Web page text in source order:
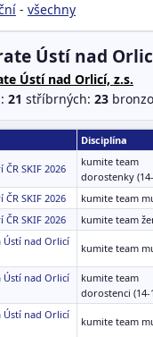
- všechny
Ústí nad
Ústí nad Orlicí, z.s.
21 stříbrných: 23
Disciplína
SKIF 2026
kumite team
dorostenky
SKIF 2026 kumite team
SKIF 2026 kumite team
Ústí nad Orlicí
kumite team
Ústí nad Orlicí
kumite team
dorostenci (14-
Ústí nad Orlicí
kumite team